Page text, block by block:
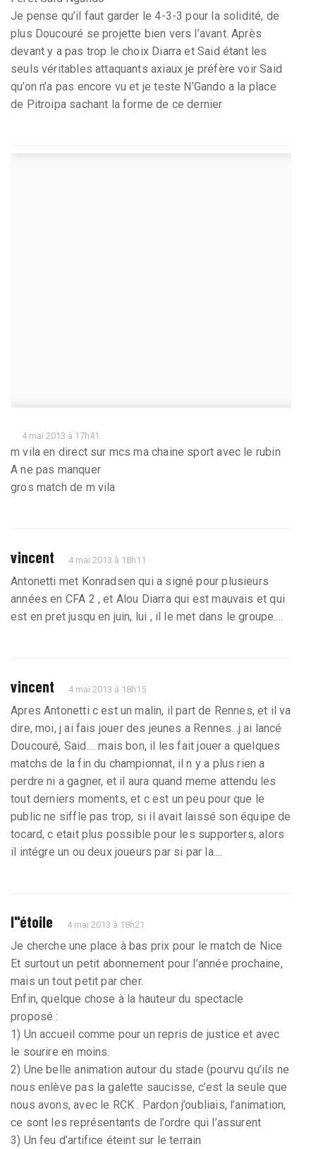
Je pense qu’il faut garder le 4-3-3 pour la solidité, de
plus Doucouré se projette bien vers l’avant. Après
devant y a pas trop le choix Diarra et Said étant les
seuls véritables attaquants axiaux je préfère voir Said
qu’on n’a pas encore vu et je teste N’Gando a la place
de Pitroipa sachant la forme de ce dernier
4 mai 2013 à 17h41
m vila en direct sur mcs ma chaine sport avec le rubin
A ne pas manquer
gros match de m vila
vincent 4 mai 2013 à 18h11
Antonetti met Konradsen qui a signé pour plusieurs
années en CFA 2 , et Alou Diarra qui est mauvais et qui
est en pret jusqu en juin, lui , il le met dans le groupe....
vincent 4 mai 2013 à 18h15
Apres Antonetti c est un malin, il part de Rennes, et il va
dire, moi, j ai fais jouer des jeunes a Rennes...j ai lancé
Doucouré, Said.... mais bon, il les fait jouer a quelques
matchs de la fin du championnat, il n y a plus rien a
perdre ni a gagner, et il aura quand meme attendu les
tout derniers moments, et c est un peu pour que le
public ne siffle pas trop, si il avait laissé son équipe de
tocard, c etait plus possible pour les supporters, alors
il intégre un ou deux joueurs par si par la....
l"étoile 4 mai 2013 à 18h21
Je cherche une place à bas prix pour le match de Nice
Et surtout un petit abonnement pour l’année prochaine,
mais un tout petit par cher.
Enfin, quelque chose à la hauteur du spectacle
proposé :
1) Un accueil comme pour un repris de justice et avec
le sourire en moins.
2) Une belle animation autour du stade (pourvu qu’ils ne
nous enlève pas la galette saucisse, c’est la seule que
nous avons, avec le RCK . Pardon j’oubliais, l’animation,
ce sont les représentants de l’ordre qui l’assurent
3) Un feu d’artifice éteint sur le terrain